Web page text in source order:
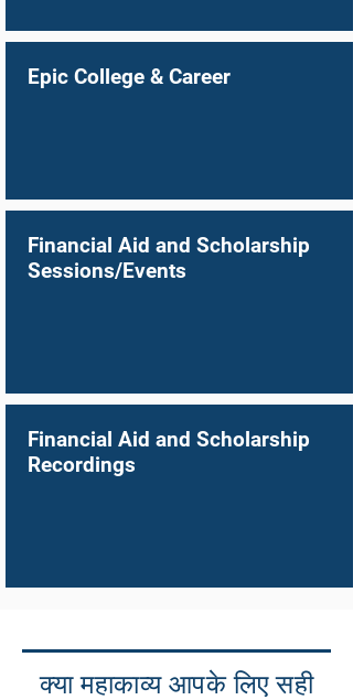
Epic College & Career
Financial Aid and Scholarship
Sessions/Events
Financial Aid and Scholarship
Recordings
क्या महाकाव्य आपके लिए सही